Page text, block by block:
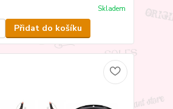
Skladem
Přidat do košíku